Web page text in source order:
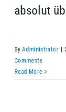
absolut
ByAdministrator |
Comments
Read More